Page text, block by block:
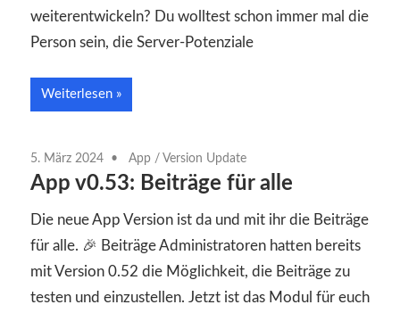
weiterentwickeln? Du wolltest schon immer mal die
Person sein, die Server-Potenziale
Weiterlesen
5. März 2024 App / Version Update
App v0.53: Beiträge für alle
Die neue App Version ist da und mit ihr die Beiträge
für alle. 🎉 Beiträge Administratoren hatten bereits
mit Version 0.52 die Möglichkeit, die Beiträge zu
testen und einzustellen. Jetzt ist das Modul für euch